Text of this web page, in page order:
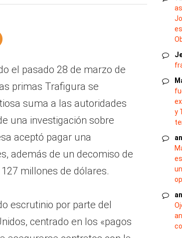
el pasado 28 de marzo de
primas Trafigura se
suma a las autoridades
una investigación sobre
aceptó pagar una
además de un decomiso de
millones de dólares.
escrutinio por parte del
centrado en los «pagos
y